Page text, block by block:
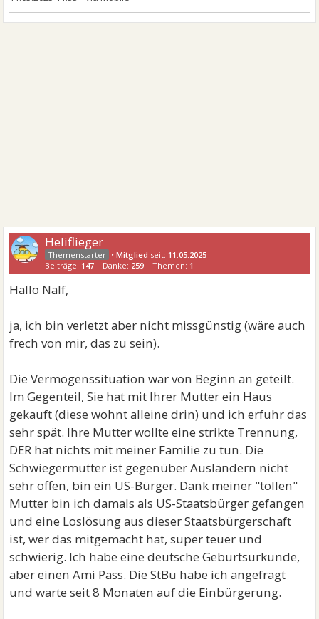
Heliflieger
•Mitglied seit: 11.05.2025
Beiträge: 147 Danke: 259 Themen: 1
Hallo Nalf,
ja, ich bin verletzt aber nicht missgünstig (wäre auch
frech von mir, das zu sein).
Die Vermögenssituation war von Beginn an geteilt.
Im Gegenteil, Sie hat mit Ihrer Mutter ein Haus
gekauft (diese wohnt alleine drin) und ich erfuhr das
sehr spät. Ihre Mutter wollte eine strikte Trennung,
DER hat nichts mit meiner Familie zu tun. Die
Schwiegermutter ist gegenüber Ausländern nicht
sehr offen, bin ein US-Bürger. Dank meiner "tollen"
Mutter bin ich damals als US-Staatsbürger gefangen
und eine Loslösung aus dieser Staatsbürgerschaft
ist, wer das mitgemacht hat, super teuer und
schwierig. Ich habe eine deutsche Geburtsurkunde,
aber einen Ami Pass. Die StBü habe ich angefragt
und warte seit 8 Monaten auf die Einbürgerung.